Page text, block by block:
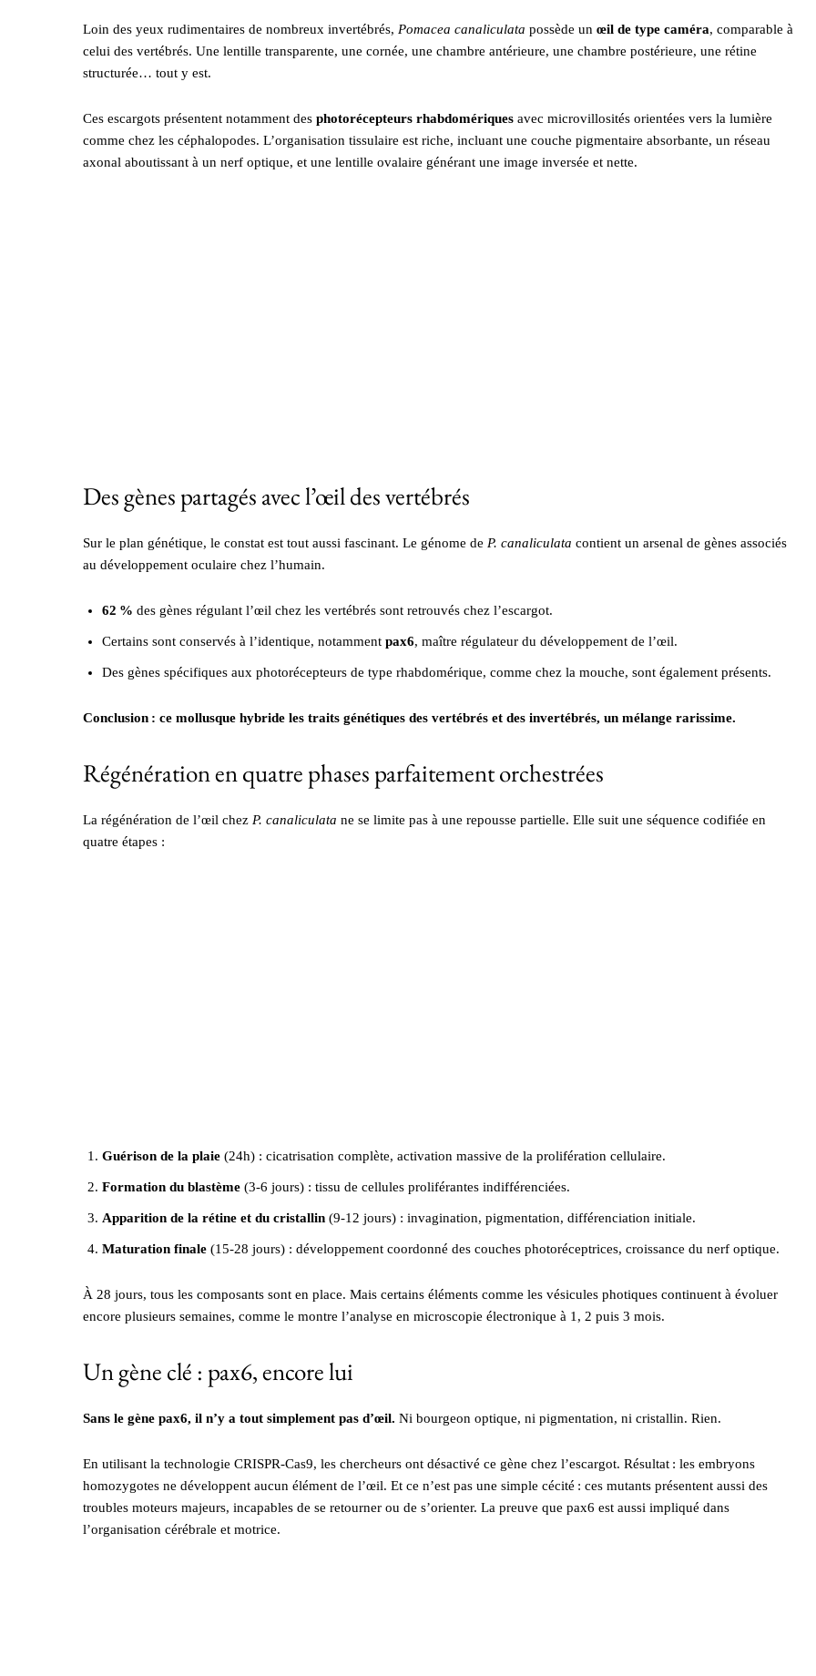
Loin des yeux rudimentaires de nombreux invertébrés, Pomacea canaliculata possède un œil de type caméra, comparable à
celui des vertébrés. Une lentille transparente, une cornée, une chambre antérieure, une chambre postérieure, une rétine
structurée… tout y est.
Ces escargots présentent notamment des photorécepteurs rhabdomériques avec microvillosités orientées vers la lumière
comme chez les céphalopodes. L’organisation tissulaire est riche, incluant une couche pigmentaire absorbante, un réseau
axonal aboutissant à un nerf optique, et une lentille ovalaire générant une image inversée et nette.
Des gènes partagés avec l’œil des vertébrés
Sur le plan génétique, le constat est tout aussi fascinant. Le génome de P. canaliculata contient un arsenal de gènes associés
au développement oculaire chez l’humain.
62 % des gènes régulant l’œil chez les vertébrés sont retrouvés chez l’escargot.
Certains sont conservés à l’identique, notamment pax6, maître régulateur du développement de l’œil.
Des gènes spécifiques aux photorécepteurs de type rhabdomérique, comme chez la mouche, sont également présents.
Conclusion : ce mollusque hybride les traits génétiques des vertébrés et des invertébrés, un mélange rarissime.
Régénération en quatre phases parfaitement orchestrées
La régénération de l’œil chez P. canaliculata ne se limite pas à une repousse partielle. Elle suit une séquence codifiée en
quatre étapes :
Guérison de la plaie (24h) : cicatrisation complète, activation massive de la prolifération cellulaire.
Formation du blastème (3-6 jours) : tissu de cellules proliférantes indifférenciées.
Apparition de la rétine et du cristallin (9-12 jours) : invagination, pigmentation, différenciation initiale.
Maturation finale (15-28 jours) : développement coordonné des couches photoréceptrices, croissance du nerf optique.
À 28 jours, tous les composants sont en place. Mais certains éléments comme les vésicules photiques continuent à évoluer
encore plusieurs semaines, comme le montre l’analyse en microscopie électronique à 1, 2 puis 3 mois.
Un gène clé : pax6, encore lui
Sans le gène pax6, il n’y a tout simplement pas d’œil. Ni bourgeon optique, ni pigmentation, ni cristallin. Rien.
En utilisant la technologie CRISPR-Cas9, les chercheurs ont désactivé ce gène chez l’escargot. Résultat : les embryons
homozygotes ne développent aucun élément de l’œil. Et ce n’est pas une simple cécité : ces mutants présentent aussi des
troubles moteurs majeurs, incapables de se retourner ou de s’orienter. La preuve que pax6 est aussi impliqué dans
l’organisation cérébrale et motrice.